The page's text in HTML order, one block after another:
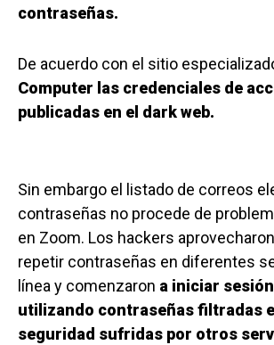
contraseñas.
De acuerdo con el sitio
Computer las credenciales de
publicadas en el dark web.
Sin embargo el listado de correos
contraseñas no procede de
en Zoom. Los hackers
repetir contraseñas en diferentes
línea y comenzaron a iniciar
utilizando contraseñas filtradas
seguridad sufridas por otros